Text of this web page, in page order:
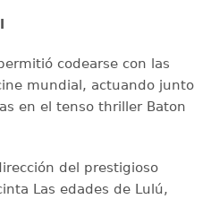
codearse con las
mundial, actuando junto
en el tenso thriller Baton
del prestigioso
Las edades de Lulú,